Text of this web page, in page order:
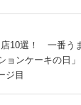
10選！ 一番う
ョンケーキの日
ジ目